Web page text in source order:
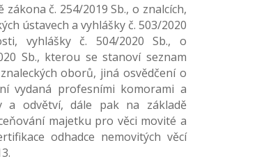
č. 254/2019 Sb., o znalcích,
ústavech a vyhlášky č. 503/2020
vyhlášky č. 504/2020 Sb., o
Sb., kterou se stanoví seznam
oborů, jiná osvědčení o
vydaná profesními komorami a
a odvětví, dále pak na základě
majetku pro věci movité a
odhadce nemovitých věcí